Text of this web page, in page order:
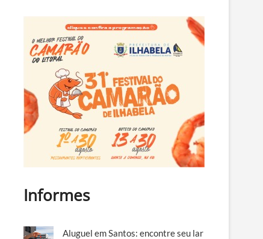
Informes
Aluguel em Santos: encontre seu lar